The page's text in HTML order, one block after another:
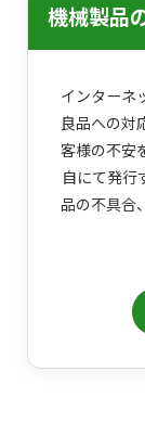
機械製品
インターネ
良品への対
客様の不安
自にて発行
品の不具合